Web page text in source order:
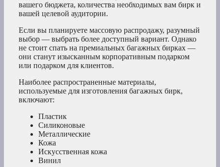
вашего бюджета, количества необходимых вам бирк и
вашей целевой аудитории.
Если вы планируете массовую распродажу, разумный
выбор — выбрать более доступный вариант. Однако
не стоит спать на премиальных багажных бирках —
они станут изысканным корпоративным подарком
или подарком для клиентов.
Наиболее распространенные материалы,
используемые для изготовления багажных бирк,
включают:
Пластик
Силиконовые
Металлические
Кожа
Искусственная кожа
Винил